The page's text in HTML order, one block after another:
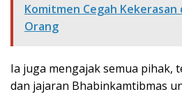
Komitmen Cegah Kekerasan
Orang
Ia juga mengajak semua pihak,
dan jajaran Bhabinkamtibmas